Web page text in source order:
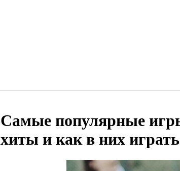
Самые популярные
хиты и как в них играть